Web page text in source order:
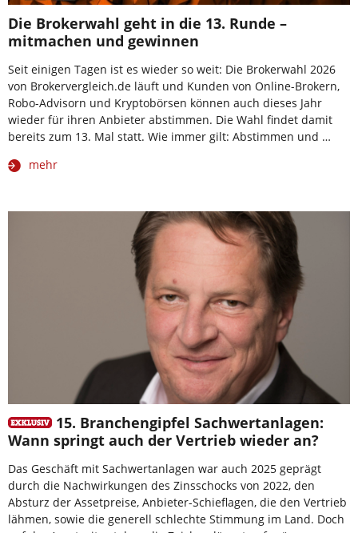
Die Brokerwahl geht in die 13. Runde –
mitmachen und gewinnen
Seit einigen Tagen ist es wieder so weit: Die Brokerwahl 2026
von Brokervergleich.de läuft und Kunden von Online-Brokern,
Robo-Advisorn und Kryptobörsen können auch dieses Jahr
wieder für ihren Anbieter abstimmen. Die Wahl findet damit
bereits zum 13. Mal statt. Wie immer gilt: Abstimmen und …
mehr
15. Branchengipfel Sachwertanlagen:
Wann springt auch der Vertrieb wieder an?
Das Geschäft mit Sachwertanlagen war auch 2025 geprägt
durch die Nachwirkungen des Zinsschocks von 2022, den
Absturz der Assetpreise, Anbieter-Schieflagen, die den Vertrieb
lähmen, sowie die generell schlechte Stimmung im Land. Doch